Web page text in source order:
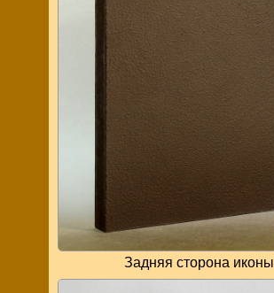
Задняя сторона иконы